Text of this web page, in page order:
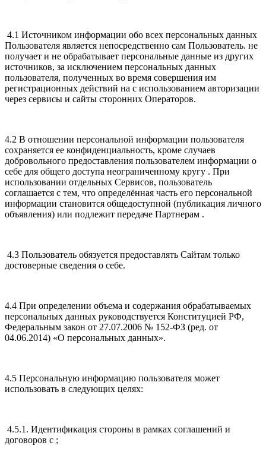
4.1 Источником информации обо всех персональных данных
Пользователя является непосредственно сам Пользователь. не
получает и не обрабатывает персональные данные из других
источников, за исключением персональных данных
пользователя, полученных во время совершения им
регистрационных действий на с использованием авторизации
через сервисы и сайты сторонних Операторов.
4.2 В отношении персональной информации пользователя
сохраняется ее конфиденциальность, кроме случаев
добровольного предоставления пользователем информации о
себе для общего доступа неограниченному кругу . При
использовании отдельных Сервисов, пользователь
соглашается с тем, что определённая часть его персональной
информации становится общедоступной (публикация личного
объявления) или подлежит передаче Партнерам .
4.3 Пользователь обязуется предоставлять Сайтам только
достоверные сведения о себе.
4.4 При определении объема и содержания обрабатываемых
персональных данных руководствуется Конституцией РФ,
Федеральным закон от 27.07.2006 № 152-ФЗ (ред. от
04.06.2014) «О персональных данных».
4.5 Персональную информацию пользователя может
использовать в следующих целях:
4.5.1. Идентификация стороны в рамках соглашений и
договоров с ;